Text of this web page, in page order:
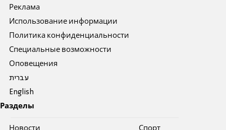
Реклама
Использование информации
Политика конфиденциальности
Специальные возможности
Оповещения
עברית
English
Разделы